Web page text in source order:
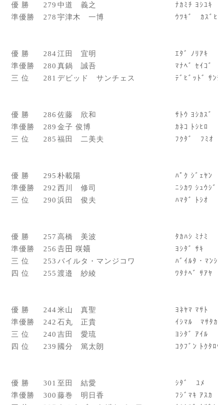
優 勝 279 中道 義之
ﾅｶﾐﾁ ﾖｼﾕｷ
準優勝
278 宇津木 一博 ｳﾂｷﾞ ｶｽﾞ
優 勝 284江田 宜明
ｴﾀﾞ ﾉﾘｱｷ
準優勝
280 真鍋 誠吾
ﾏﾅﾍﾞ ｾｲｺﾞ
三 位
281 デビッド サンチェス ﾃﾞﾋﾞｯﾄﾞ ｻ
優 勝 286 佐藤 欣和
ｻﾄｳ ﾖｼｶｽﾞ
準優勝
289 金子 俊博
ｶﾈｺ ﾄｼﾋﾛ
三 位
285 福田 二美夫 ﾌｸﾀﾞ ﾌﾐｵ
優 勝 295 朴載陽
ﾊﾟｸ ｼﾞｪﾔﾝ
準優勝
292 西川 修司
ﾆｼｶﾜ ｼｭｳｼﾞ
三 位
290 浜田 俊夫 ﾊﾏﾀﾞ ﾄｼｵ
優 勝 257 高橋 美波
ﾀｶﾊｼ ﾐﾅﾐ
準優勝
256 𠮷田 咲嬉
ﾖｼﾀﾞ ｻｷ
三 位
253 バイルタ・マンジコワ
ﾊﾞｲﾙﾀ・ﾏﾝ
四 位
255 渡邉 紗綾 ﾜﾀﾅﾍﾞ ｻｱﾔ
優 勝 244米山 真聖
ﾖﾈﾔﾏ ﾏｻﾄ
準優勝
242 石丸 正貴
ｲｼﾏﾙ ﾏｻﾀｶ
三 位
240 吉田 愛琉
ﾖｼﾀﾞ ｱｲﾙ
四 位
239 國分 篤太朗 ｺｸﾌﾞﾝ ﾄｸﾀ
優 勝 301 至田 結愛
ｼﾀﾞ ﾕﾒ
準優勝
300 藤巻 明日香
ﾌｼﾞﾏｷ ｱｽｶ